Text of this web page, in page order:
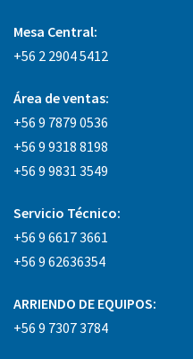
Mesa Central:
+56 2 2904 5412
Área de ventas:
+56 9 7879 0536
+56 9 9318 8198
+56 9 9831 3549
Servicio Técnico:
+56 9 6617 3661
+56 9 62636354
ARRIENDO DE EQUIPOS:
+56 9 7307 3784